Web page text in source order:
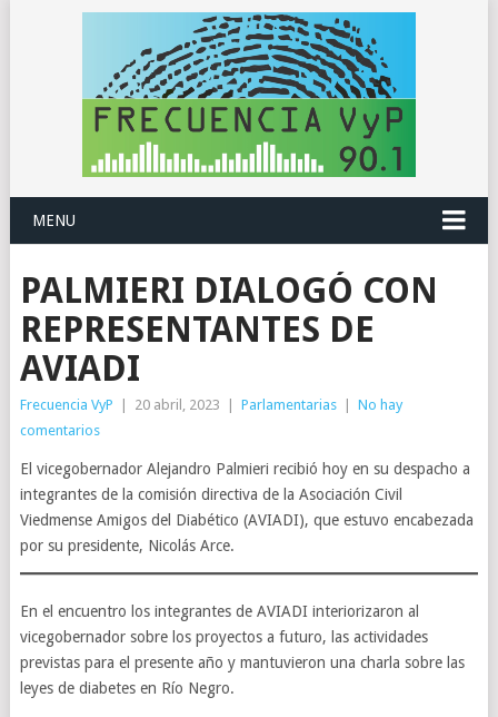
MENU
PALMIERI DIALOGÓ CON
REPRESENTANTES DE
AVIADI
Frecuencia VyP 20 abril, 2023 Parlamentarias
No hay
comentarios
El vicegobernador Alejandro Palmieri recibió hoy en su despacho a
integrantes de la comisión directiva de la Asociación Civil
Viedmense Amigos del Diabético (AVIADI), que estuvo encabezada
por su presidente, Nicolás Arce.
En el encuentro los integrantes de AVIADI interiorizaron al
vicegobernador sobre los proyectos a futuro, las actividades
previstas para el presente año y mantuvieron una charla sobre las
leyes de diabetes en Río Negro.